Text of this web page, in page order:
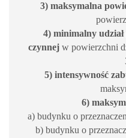
3) maksymalna
4) minimalny
czynnej w powierzchni
5) intensywność
6)
a) budynku o
b) budynku o